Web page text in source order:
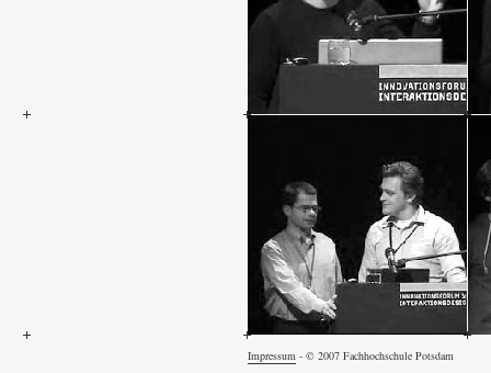
Impressum - © 2007 Fachhochschule Potsdam